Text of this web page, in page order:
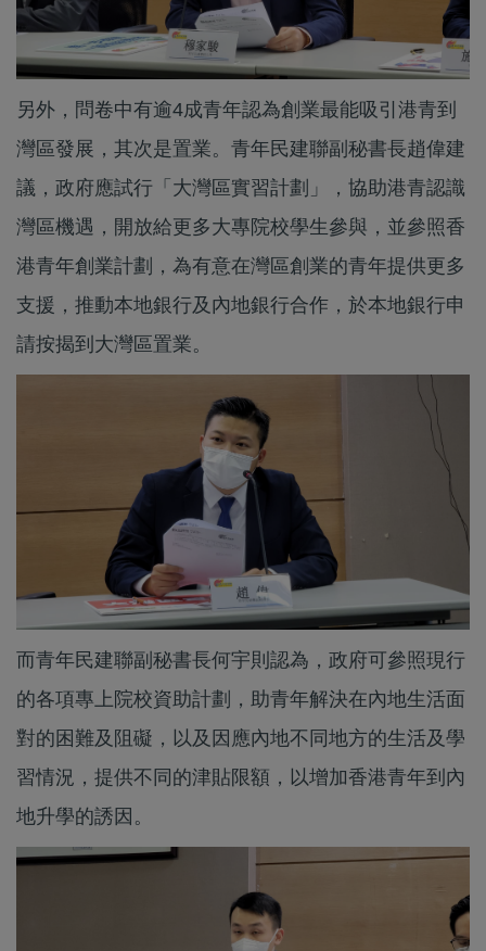
另外，問卷中有逾4成青年認為創業最能吸引港青到
灣區發展，其次是置業。青年民建聯副秘書長趙偉建
議，政府應試行「大灣區實習計劃」，協助港青認識
灣區機遇，開放給更多大專院校學生參與，並參照香
港青年創業計劃，為有意在灣區創業的青年提供更多
支援，推動本地銀行及內地銀行合作，於本地銀行申
請按揭到大灣區置業。
而青年民建聯副秘書長何宇則認為，政府可參照現行
的各項專上院校資助計劃，助青年解決在內地生活面
對的困難及阻礙，以及因應內地不同地方的生活及學
習情況，提供不同的津貼限額，以增加香港青年到內
地升學的誘因。